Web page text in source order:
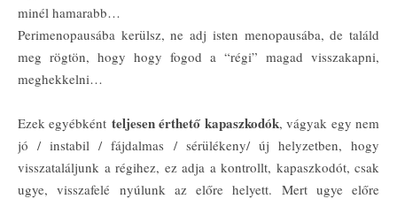
minél hamarabb…
Perimenopausába kerülsz, ne adj isten menopausába, de találd
meg rögtön, hogy hogy fogod a “régi” magad visszakapni,
meghekkelni…
Ezek egyébként teljesen érthető kapaszkodók, vágyak egy nem
jó / instabil / fájdalmas / sérülékeny/ új helyzetben, hogy
visszataláljunk a régihez, ez adja a kontrollt, kapaszkodót, csak
ugye, visszafelé nyúlunk az előre helyett. Mert ugye előre